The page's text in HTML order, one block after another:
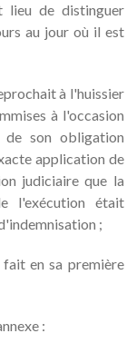
lieu de distinguer
au jour où il est
à l'huissier
à l'occasion
de son obligation
application de
judiciaire que la
l'exécution était
;
en sa première
: